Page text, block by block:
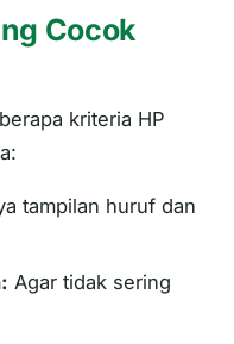
Cocok
kriteria HP
tampilan huruf dan
Agar tidak sering